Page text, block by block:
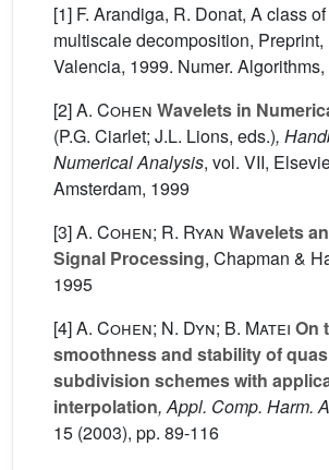
[1] F. Arandiga, R. Donat, A class
multiscale decomposition,
Valencia, 1999. Numer.
[2]A. Cohen Wavelets in
(P.G. Ciarlet; J.L. Lions, eds.),
Numerical Analysis, vol. VII,
Amsterdam, 1999
[3]A. Cohen; R. Ryan Wavelets
Signal Processing, Chapman &
1995
[4]A. Cohen; N. Dyn; B. Matei On
smoothness and stability of
subdivision schemes with
interpolation, Appl. Comp. Harm.
15 (2003), pp. 89-116